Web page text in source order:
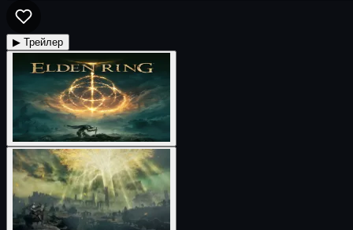
▶ Трейлер